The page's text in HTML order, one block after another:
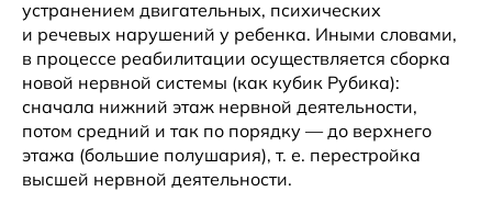
устранением двигательных, психических
и речевых нарушений у ребенка. Иными словами,
в процессе реабилитации осуществляется сборка
новой нервной системы (как кубик Рубика):
сначала нижний этаж нервной деятельности,
потом средний и так по порядку — до верхнего
этажа (большие полушария), т. е. перестройка
высшей нервной деятельности.